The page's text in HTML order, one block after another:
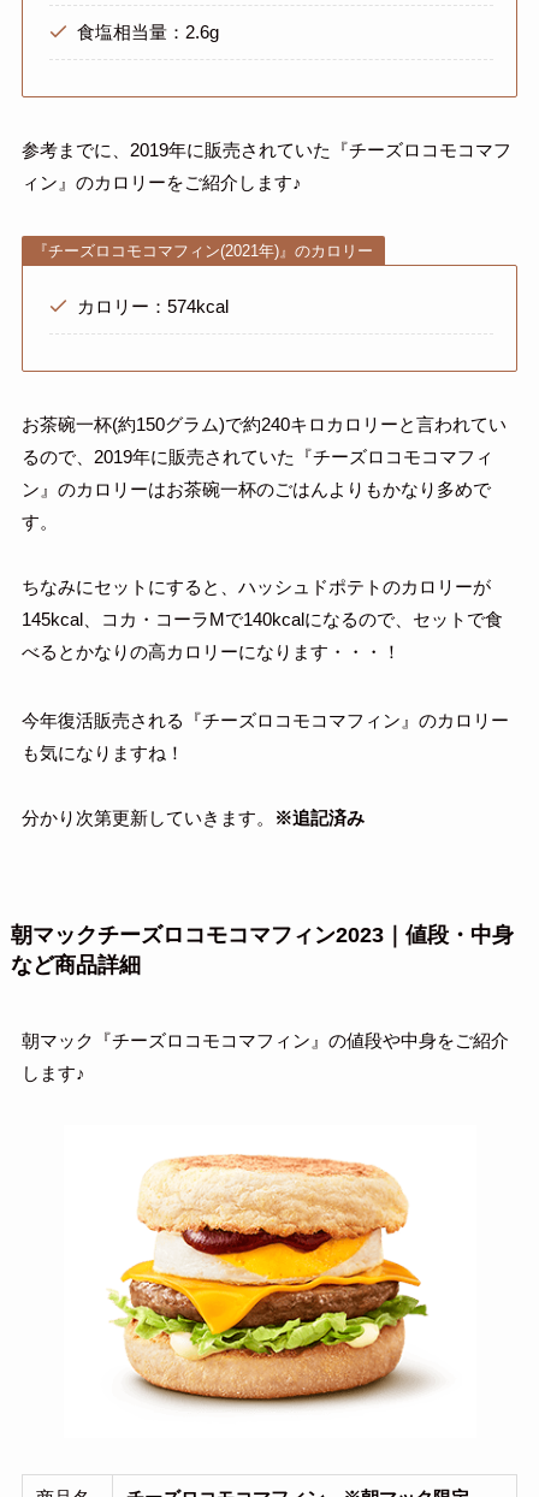
食塩相当量：2.6g
参考までに、2019年に販売されていた『チーズロコモコマフ
ィン』のカロリーをご紹介します♪
『チーズロコモコマフィン(2021年)』のカロリー
カロリー：574kcal
お茶碗一杯(約150グラム)で約240キロカロリーと言われてい
るので、2019年に販売されていた『チーズロコモコマフィ
ン』のカロリーはお茶碗一杯のごはんよりもかなり多めで
す。
ちなみにセットにすると、ハッシュドポテトのカロリーが
145kcal、コカ・コーラMで140kcalになるので、セットで食
べるとかなりの高カロリーになります・・・！
今年復活販売される『チーズロコモコマフィン』のカロリー
も気になりますね！
分かり次第更新していきます。 ※追記済み
朝マックチーズロコモコマフィン2023｜値段・中身
など商品詳細
朝マック『チーズロコモコマフィン』の値段や中身をご紹介
します♪